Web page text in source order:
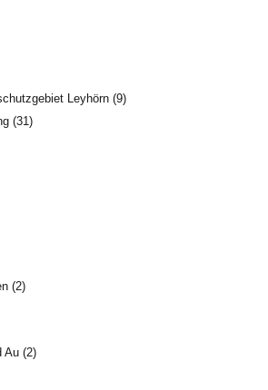
Leyhörn (9)
(31)
(2)
Au (2)